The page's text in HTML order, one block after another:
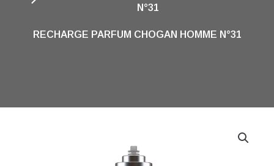
N°31
RECHARGE PARFUM CHOGAN HOMME N°31